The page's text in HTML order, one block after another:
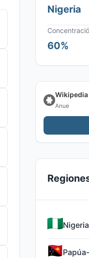
Nigeria
60%
Wikipedia
Anue
Nigeria